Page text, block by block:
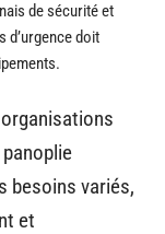
de sécurité et
d’urgence doit
besoins variés,
et